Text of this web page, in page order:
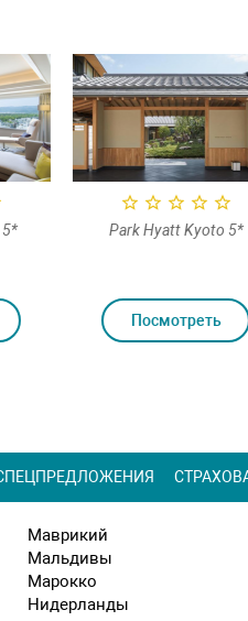
Park Hyatt Kyoto 5*
Посмотреть
Маврикий
Мальдивы
Марокко
Нидерланды